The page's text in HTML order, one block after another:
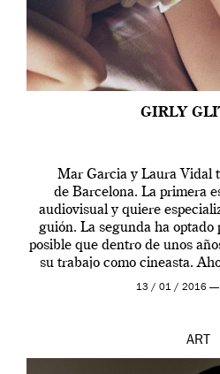
GIRLY
Mar Garcia y Laura Vidal
de Barcelona. La primera
audiovisual y quiere
guión. La segunda ha optado
posible que dentro de unos
su trabajo como cineasta.
contarnos
13 / 01 / 2016 —
ART